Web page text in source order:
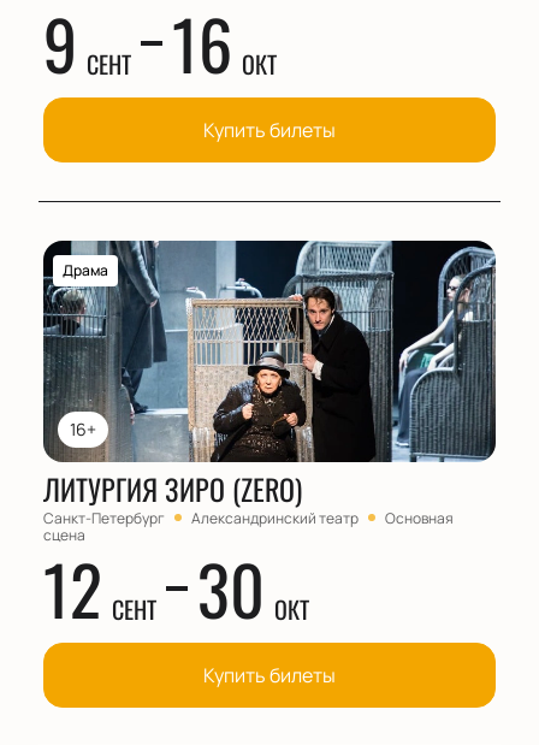
9 СЕНТ 16 ОКТ
Купить билеты
16+
Драма
ЛИТУРГИЯ ЗИРО (ZERO)
Санкт-Петербург Александринский театр
Основная
сцена
12 СЕНТ 30 ОКТ
Купить билеты